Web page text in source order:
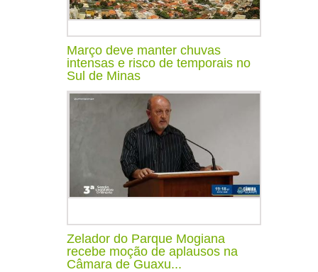
Março deve manter chuvas
intensas e risco de temporais no
Sul de Minas
Zelador do Parque Mogiana
recebe moção de aplausos na
Câmara de Guaxu...